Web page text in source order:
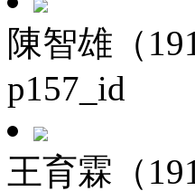
陳智雄（
p157_id
王育霖（